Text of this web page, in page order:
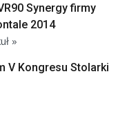
Synergy firmy
2014
»
V Kongresu Stolarki